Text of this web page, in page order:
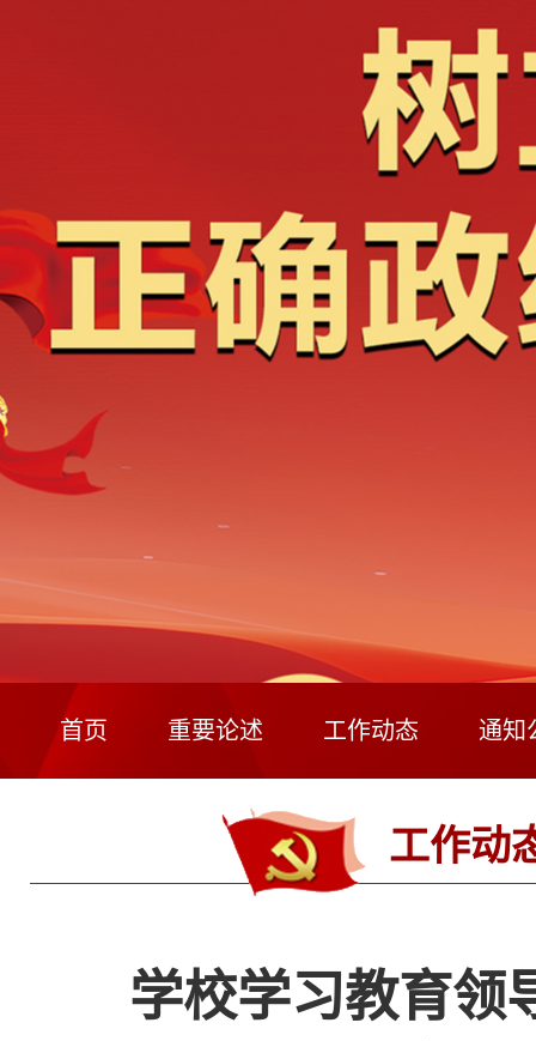
首页 重要论述 工作动态 通知
工作动
学校学习教育领